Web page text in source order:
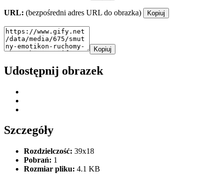
URL: (bezpośredni adres URL do obrazka) Kopiuj
Kopiuj
Udostępnij obrazek
Szczegóły
Rozdzielczość: 39x18
Pobrań: 1
Rozmiar pliku: 4.1 KB